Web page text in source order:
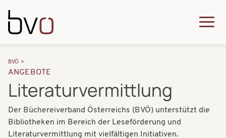
c
k
m
e
u
p
t
P
f
a
d
n
BVÖ
ANGEBOTE
Literaturvermittlung
Der Büchereiverband Österreichs (BVÖ) unterstützt die
Bibliotheken im Bereich der Leseförderung und
Literaturvermittlung mit vielfältigen Initiativen.